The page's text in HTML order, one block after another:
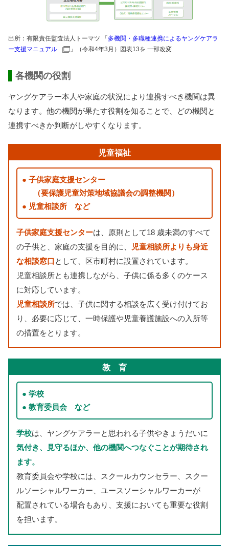
出所 ：有限責任監査法人 トーマツ 「多機関 ・ 多職種連携によるヤングケアラ
ー支援マニュアル 」（令和4年3 月 ） 図表13を一部改変
各機関の役割
ヤングケアラー本人や家庭の状況により連携すべき機関は異
なります。他の機関が果たす役割 を知ることで、どの機関と
連携すべきか判断がしやすくなります。
児童福祉
子供家庭支援センター
（要保護児童対策地域協議会の調整機関 ）
児童相談所など
子供家庭支援センターは、 原則 として18 歳未満のすべて
の子供と、 家庭の支援を目的に、 児童相談所よりも身近
な相談窓口 として、 区市町村に設置されています。
児童相談所とも連携しながら、 子供に係る多 くのケース
に対応しています。
児童相談所では、 子供に関する相談を広く 受け付けてお
り、 必要に応じて、 一時保護や児童養護施設への入所等
の措置をとります。
教 育
学校
教育委員会など
学校は、ヤングケアラーと思われる子供やきょうだいに
気付き、 見守るほか、 他の機関へつなぐことが期待され
ます。
教育委員会や学校には、スクールカウンセラー、スクー
ルソーシャルワーカー、ユースソーシャルワーカーが
配置されている場合 もあり、 支援においても重要な役割
を担います。